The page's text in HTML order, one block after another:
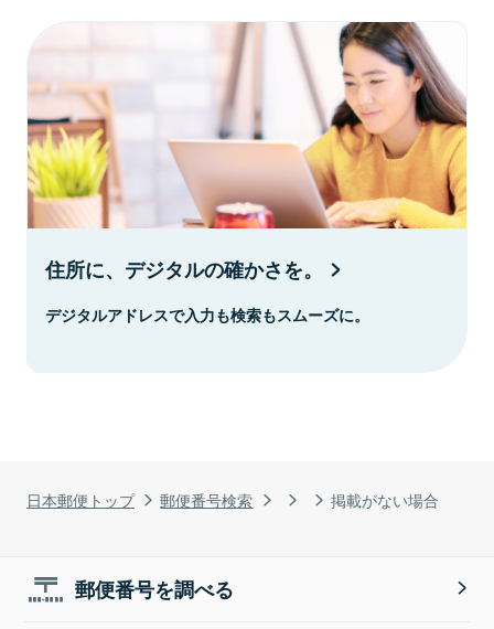
日本郵便トップ 郵便番号検索 掲載がない場合
住所に、デジタルの確かさを。
デジタルアドレスで入力も検索もスムーズに。
郵便番号を調べる